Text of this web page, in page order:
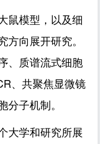
模型，以及细
向展开研究。
、质谱流式细胞
、共聚焦显微镜
子机制。
学和研究所展